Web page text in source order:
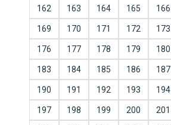
162 163 164 165 166
169 170 171 172 173
176 177 178 179 180
183 184 185 186 187
190 191 192 193 194
197 198 199 200 201